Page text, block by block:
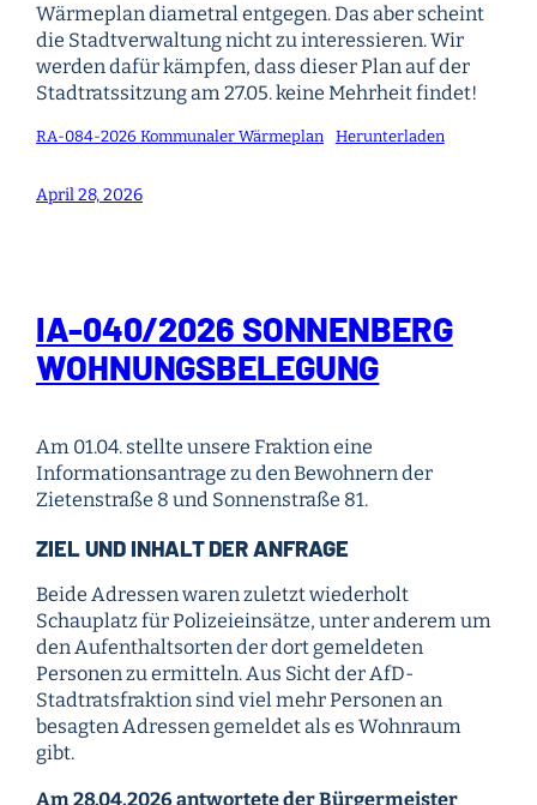
Wärmeplan diametral entgegen. Das aber scheint
die Stadtverwaltung nicht zu interessieren. Wir
werden dafür kämpfen, dass dieser Plan auf der
Stadtratssitzung am 27.05. keine Mehrheit findet!
RA-084-2026 Kommunaler Wärmeplan Herunterladen
April 28, 2026
IA-040/2026 SONNENBERG
WOHNUNGSBELEGUNG
Am 01.04. stellte unsere Fraktion eine
Informationsantrage zu den Bewohnern der
Zietenstraße 8 und Sonnenstraße 81.
ZIEL UND INHALT DER ANFRAGE
Beide Adressen waren zuletzt wiederholt
Schauplatz für Polizeieinsätze, unter anderem um
den Aufenthaltsorten der dort gemeldeten
Personen zu ermitteln. Aus Sicht der AfD-
Stadtratsfraktion sind viel mehr Personen an
besagten Adressen gemeldet als es Wohnraum
gibt.
Am 28.04.2026 antwortete der Bürgermeister